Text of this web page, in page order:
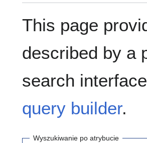
This page
described by a
search
query builder.
Wyszukiwanie po atrybucie